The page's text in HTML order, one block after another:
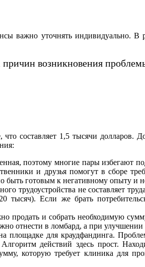
важно уточнять индивидуально. В
возникновения
составляет 1,5 тысячи долларов.
поэтому многие пары
и друзья помогут в сборе
готовым к негативному опыту и
трудоустройства не составляет
тысяч). Если же брать
продать и собрать необходимую
отнести в ломбард, а при
для краудфандинга.
действий здесь прост.
которую требует клиника для